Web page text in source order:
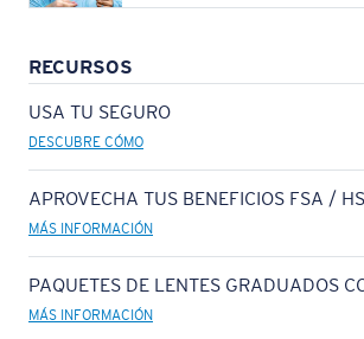
RECURSOS
USA TU SEGURO
DESCUBRE CÓMO
APROVECHA TUS BENEFICIOS FSA /
MÁS INFORMACIÓN
PAQUETES DE LENTES GRADUADOS
MÁS INFORMACIÓN